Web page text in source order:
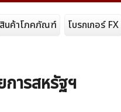
สินค้าโภคภัณฑ์ โบรกเกอร์ FX
ารสหรัฐฯ